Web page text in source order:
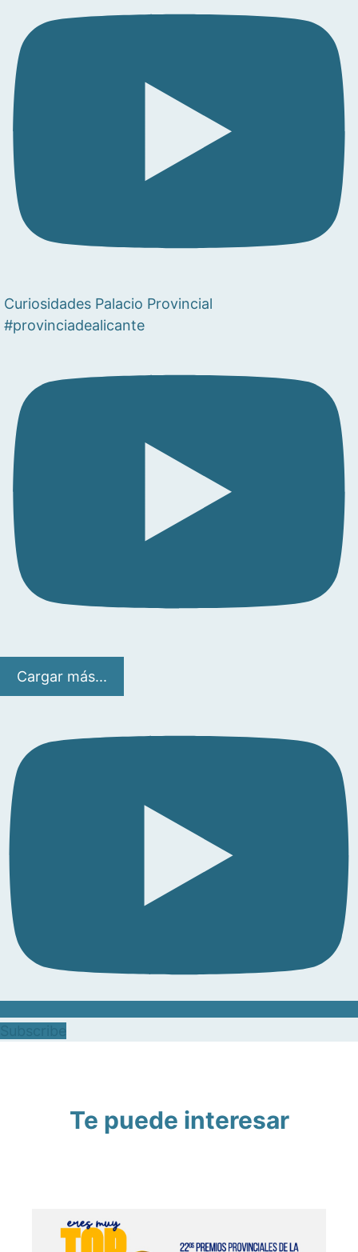
Curiosidades Palacio Provincial
#provinciadealicante
Cargar más...
Te puede interesar